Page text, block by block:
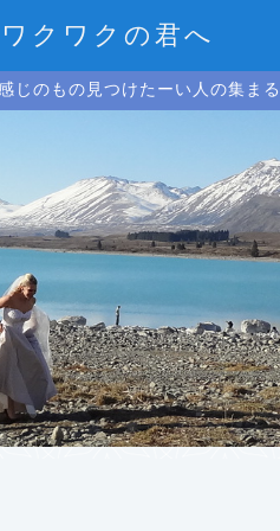
クワクの君へ
じのもの見つけたーい人の集ま